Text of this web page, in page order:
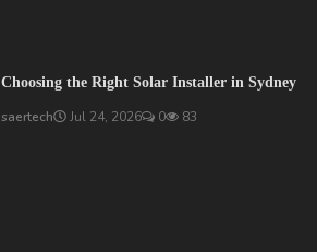
Choosing the Right Solar Installer in Sydney
saertech Jul 24, 2026 0 83